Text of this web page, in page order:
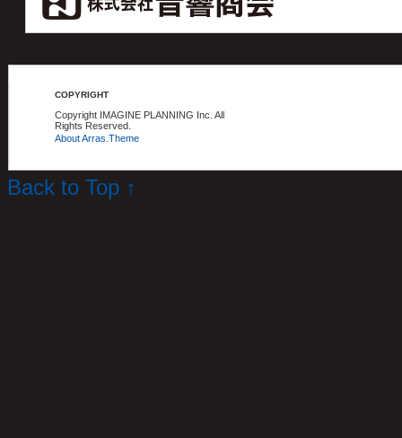
COPYRIGHT
Copyright IMAGINE PLANNING Inc. All
Rights Reserved.
About Arras.Theme
Back to Top ↑